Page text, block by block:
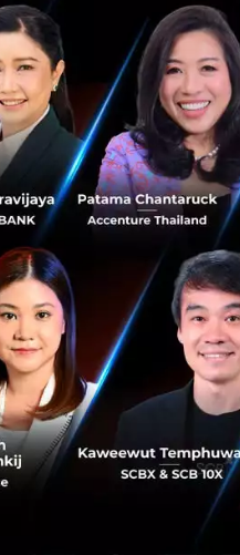
มปริมาณการใช้งานจริงใ
หรืออยากใช้แค่แป๊บเดียวก็
ะดับ ค่าบริการก็จะขึ้นอยู่กั
ยประเมินค่าใช้จ่ายได้
แวร์ มี Services อะไรของ
แต่ที่ใช้งานบ่อยที่สุดจะเป็น
รพัฒนาด้วย
Microsoft
กี่คลิก มีระบบการจัดการ
บได้บนสภาพแวดล้อมจริง แ
เปลี่ยนชื่อเป็น
Visual